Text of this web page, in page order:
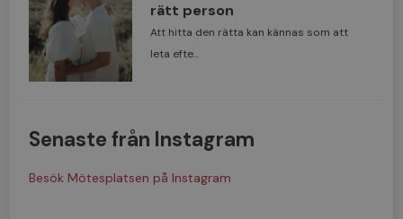
rätt person
Att hitta den rätta kan kännas som att
leta efte...
Senaste från Instagram
Besök Mötesplatsen på Instagram